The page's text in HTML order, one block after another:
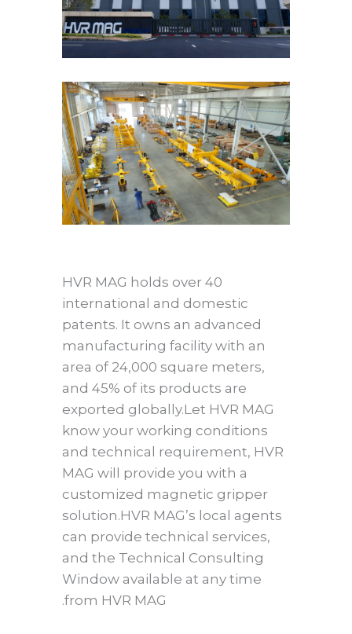
HVR MAG holds over 40
international and domestic
patents. It owns an advanced
manufacturing facility with an
area of 24,000 square meters,
and 45% of its products are
exported globally.Let HVR MAG
know your working conditions
and technical requirement, HVR
MAG will provide you with a
customized magnetic gripper
solution.HVR MAG’s local agents
can provide technical services,
and the Technical Consulting
Window available at any time
from HVR MAG.